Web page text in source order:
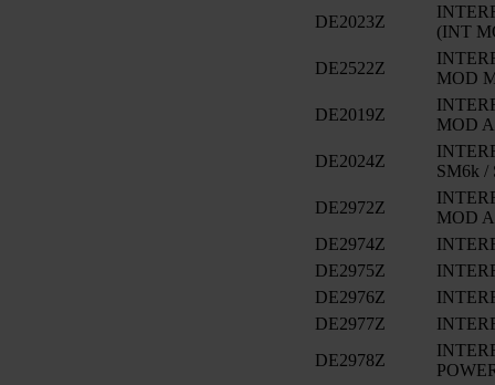
DE2023Z
(INT
DE2522Z
MOD
DE2019Z
MOD
DE2024Z
SM6k /
DE2972Z
MOD
DE2974Z
DE2975Z
DE2976Z
DE2977Z
DE2978Z